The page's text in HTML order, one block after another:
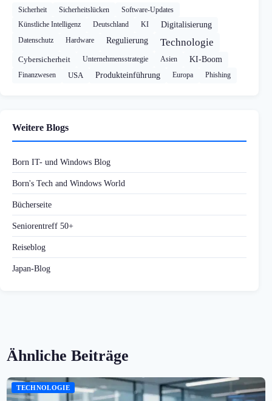
Sicherheit Sicherheitslücken
Software-Updates
Künstliche Intelligenz
Deutschland KI Digitalisierung
Datenschutz Hardware Regulierung Technologie
Cybersicherheit Unternehmensstrategie Asien KI-Boom
Finanzwesen USA Produkteinführung Europa Phishing
Weitere Blogs
Born IT- und Windows Blog
Born's Tech and Windows World
Bücherseite
Seniorentreff 50+
Reiseblog
Japan-Blog
Ähnliche Beiträge
TECHNOLOGIE